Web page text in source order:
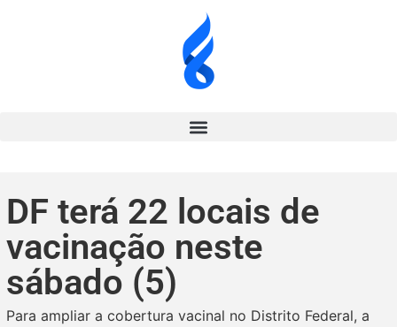
DF terá 22 locais de
vacinação neste
sábado (5)
Para ampliar a cobertura vacinal no Distrito Federal, a